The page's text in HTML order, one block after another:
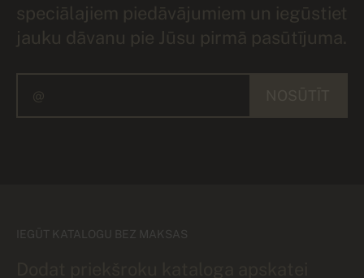
speciālajiem piedāvājumiem un iegūstiet
jauku dāvanu pie Jūsu pirmā pasūtījuma.
IEGŪT KATALOGU BEZ MAKSAS